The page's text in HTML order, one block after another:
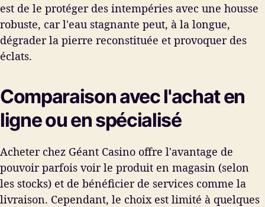
est de le protéger des intempéries avec une housse
robuste, car l'eau stagnante peut, à la longue,
dégrader la pierre reconstituée et provoquer des
éclats.
Comparaison avec l'achat en
ligne ou en spécialisé
Acheter chez Géant Casino offre l'avantage de
pouvoir parfois voir le produit en magasin (selon
les stocks) et de bénéficier de services comme la
livraison. Cependant, le choix est limité à quelques